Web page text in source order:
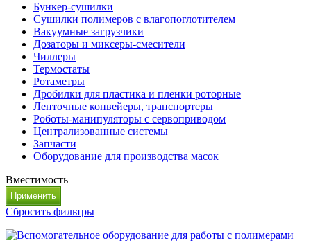
Бункер-сушилки
Сушилки полимеров с влагопоглотителем
Вакуумные загрузчики
Дозаторы и миксеры-смесители
Чиллеры
Термостаты
Ротаметры
Дробилки для пластика и пленки роторные
Ленточные конвейеры, транспортеры
Роботы-манипуляторы с сервоприводом
Централизованные системы
Запчасти
Оборудование для производства масок
Вместимость
Сбросить фильтры